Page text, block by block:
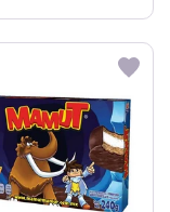
CARRITO